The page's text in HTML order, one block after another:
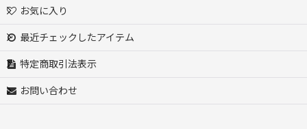
お気に入り
最近チェックしたアイテム
特定商取引法表示
お問い合わせ